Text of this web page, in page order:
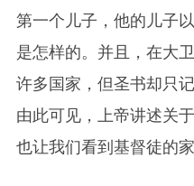
第一个儿子，他的儿子
是怎样的。并且，在大
许多国家，但圣书却只
由此可见，上帝讲述关
也让我们看到基督徒的